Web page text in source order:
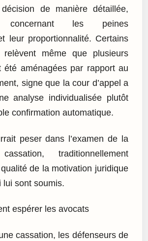
de manière détaillée,
concernant les peines
leur proportionnalité. Certains
relèvent même que plusieurs
été aménagées par rapport au
signe que la cour d’appel a
analyse individualisée plutôt
confirmation automatique.
peser dans l’examen de la
traditionnellement
de la motivation juridique
lui sont soumis.
espérer les avocats
cassation, les défenseurs de